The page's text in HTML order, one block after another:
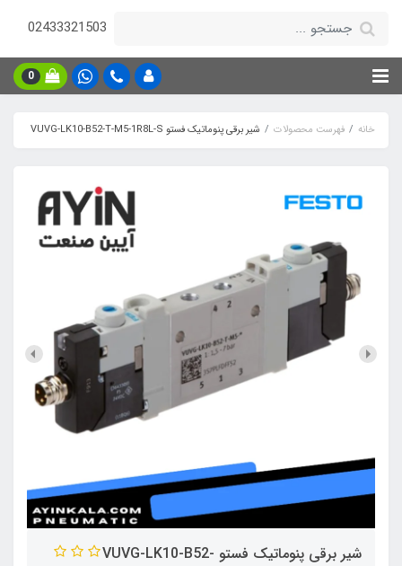
02433321503
0
خانه فهرست محصولات شیر برقی پنوماتیک فستو VUVG-LK10-B52-T-M5-1R8L-S
شیر برقی پنوماتیک فستو VUVG-LK10-B52-